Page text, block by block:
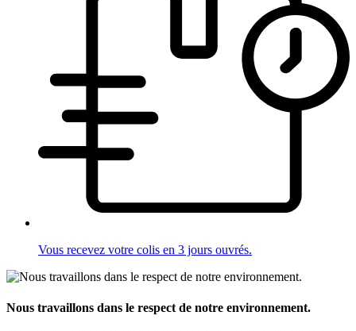
Vous recevez votre colis en 3 jours ouvrés.
Nous travaillons dans le respect de notre environnement.